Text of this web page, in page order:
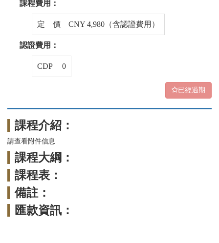
課程費用：
定 價 CNY 4,980（含認證費用）
認證費用：
CDP 0
已經過期
課程介紹：
請查看附件信息
課程大綱：
課程表：
備註：
匯款資訊：